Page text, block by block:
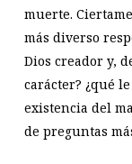
muerte.
más diverso
Dios creador y,
carácter? ¿qué
existencia del
de preguntas